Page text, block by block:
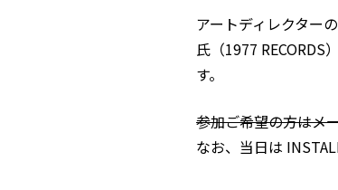
アートディレクター
氏（1977
す。
参加ご希望の方はメ
なお、当日は